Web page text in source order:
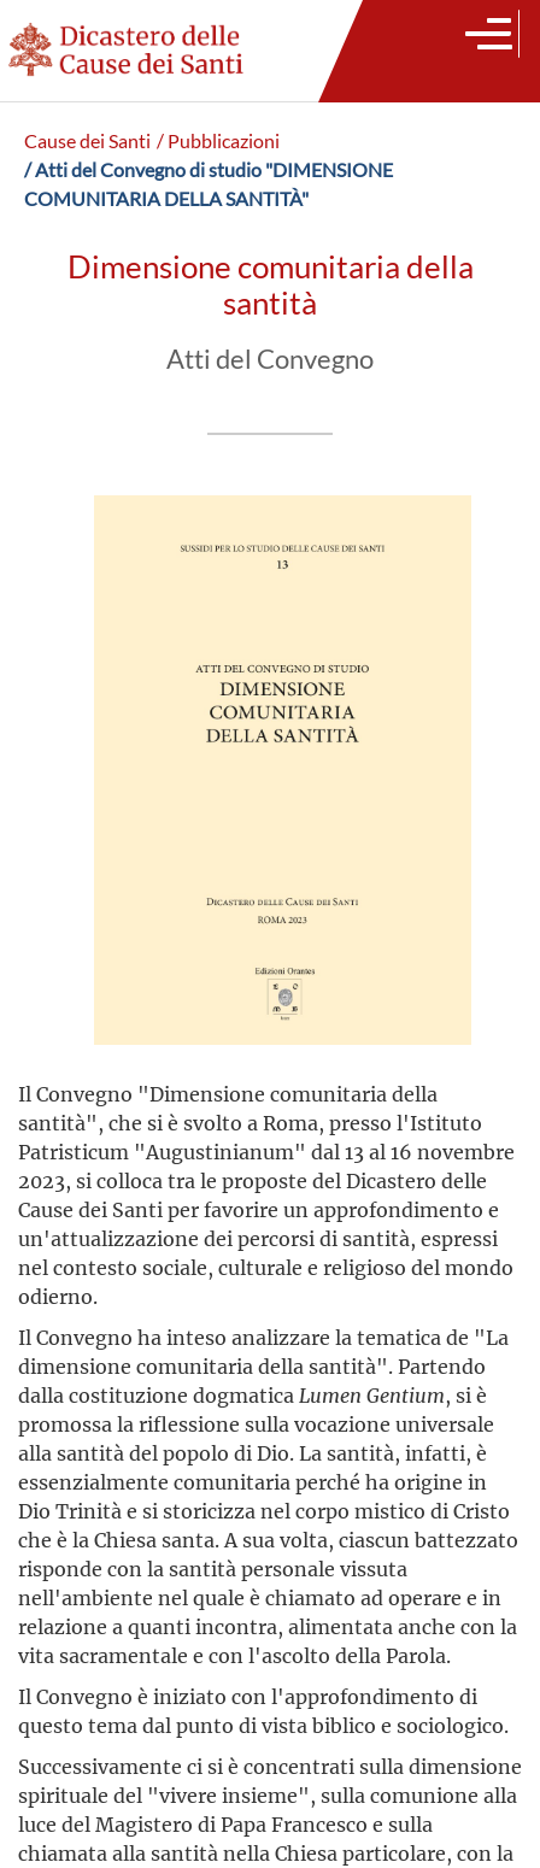
Cause dei Santi / Pubblicazioni
/ Atti del Convegno di studio "DIMENSIONE
COMUNITARIA DELLA SANTITÀ"
Dimensione comunitaria della
santità
Atti del Convegno
Il Convegno "Dimensione comunitaria della
santità", che si è svolto a Roma, presso l'Istituto
Patristicum "Augustinianum" dal 13 al 16 novembre
2023, si colloca tra le proposte del Dicastero delle
Cause dei Santi per favorire un approfondimento e
un'attualizzazione dei percorsi di santità, espressi
nel contesto sociale, culturale e religioso del mondo
odierno.
Il Convegno ha inteso analizzare la tematica de "La
dimensione comunitaria della santità". Partendo
dalla costituzione dogmatica Lumen Gentium, si è
promossa la riflessione sulla vocazione universale
alla santità del popolo di Dio. La santità, infatti, è
essenzialmente comunitaria perché ha origine in
Dio Trinità e si storicizza nel corpo mistico di Cristo
che è la Chiesa santa. A sua volta, ciascun battezzato
risponde con la santità personale vissuta
nell'ambiente nel quale è chiamato ad operare e in
relazione a quanti incontra, alimentata anche con la
vita sacramentale e con l'ascolto della Parola.
Il Convegno è iniziato con l'approfondimento di
questo tema dal punto di vista biblico e sociologico.
Successivamente ci si è concentrati sulla dimensione
spirituale del "vivere insieme", sulla comunione alla
luce del Magistero di Papa Francesco e sulla
chiamata alla santità nella Chiesa particolare, con la